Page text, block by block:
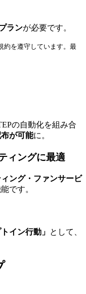
ランが必要です。
約を遵守しています。最
の自動化を組み合
が可能に。
ィングに最適
ング・ファンサービ
です。
イン行動」 として、